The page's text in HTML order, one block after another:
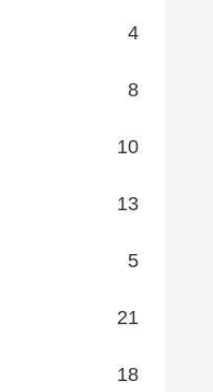
4
8
10
13
5
21
18